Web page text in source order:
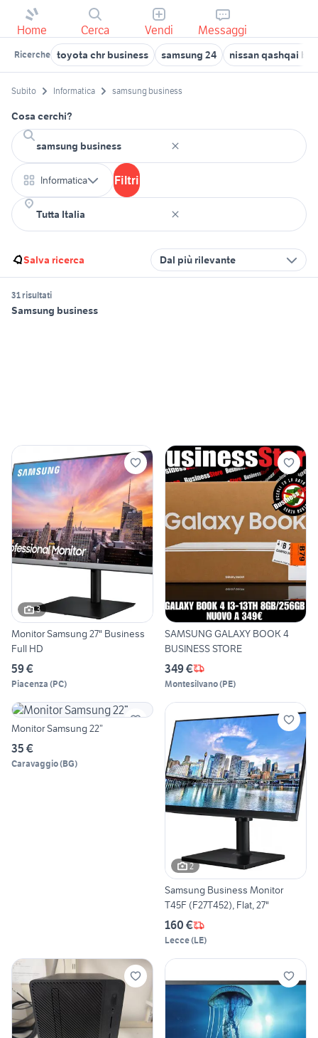
Home Cerca Vendi Messaggi
Ricerche toyota chr business samsung 24 nissan qashqai
Subito Informatica samsung business
Cosa cerchi?
Informatica Filtri
Salva ricerca Dal più rilevante
31 risultati
Samsung business
3
Monitor Samsung 27" Business
Full HD
59 €
Piacenza (PC)
SAMSUNG GALAXY BOOK 4
BUSINESS STORE
349 €
Montesilvano(PE)
Monitor Samsung 22”
35 €
Caravaggio(BG)
2
Samsung Business Monitor
T45F (F27T452), Flat, 27"
160 €
Lecce(LE)